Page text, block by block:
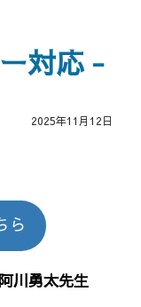
対応
2025年11月12日
ら
川勇太先生